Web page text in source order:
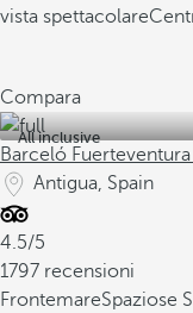
vista spettacolare
Compara
All inclusive
Barceló
Antigua, Spain
4.5/5
1797 recensioni
FrontemareSpaziose